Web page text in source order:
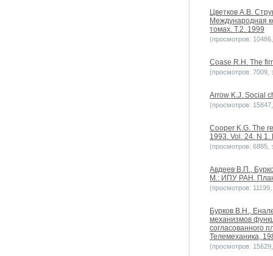
Цветков А.В.
Международная
томах. Т.2. 1999
(просмотров:
Coase R.H. The
(просмотров: 7009,
Arrow K.J. Social
(просмотров:
Cooper K.G. The
1993. Vol. 24. N 1.
(просмотров: 6885,
Авдеев В.П.,
М.: ИПУ РАН.
(просмотров:
Бурков В.Н.,
механизмов
согласованного
Телемеханика,
(просмотров: